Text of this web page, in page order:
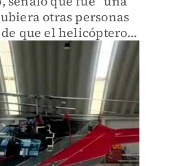
otras personas
que el helicóptero
el que se